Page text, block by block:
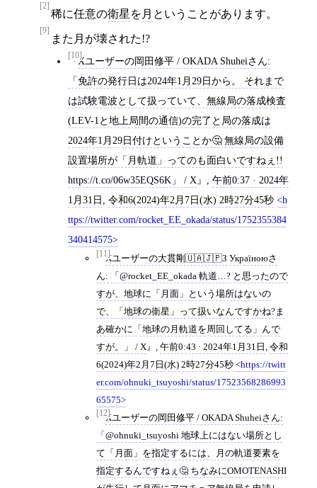
[2]
稀に任意の衛星 を月 ということがあります。
[9]
また月が壊された!?
[10]Xユーザーの岡田修平 / OKADA Shuheiさん:
「免許の発行日は2024年1月29日から。 それまで
は試験電波として扱っていて、無線局の落成検査
(LEV-1と地上局間の通信)の完了と局の落成は
2024年1月29日付けということか🤔 無線局の設備
設置場所が「月軌道」ってのも面白いですねぇ!!
https://t.co/06w35EQS6K」 / X
, 午前0:37 · 2024年
1月31日, 令和6(2024)年2月7日(水) 2時27分45秒
h
ttps://twitter.com/rocket_EE_okada/status/1752355384
340414575
[11]Xユーザーの大貫剛🇺🇦🇯🇵З Україноюさ
ん: 「@rocket_EE_okada 軌道…? と思ったので
すが、地球に「月面」という場所はないの
で、「地球の衛星」って扱いなんですかね?ま
あ確かに「地球の月軌道を周回してる」んで
すが。」 / X
, 午前0:43 · 2024年1月31日 , 令和
6(2024)年2月7日(水) 2時27分45秒
https://twitt
er.com/ohnuki_tsuyoshi/status/17523568286993
65575
[12]Xユーザーの岡田修平 / OKADA Shuheiさん:
「@ohnuki_tsuyoshi 地球上にはない場所とし
て「月面」を指定するには、月の軌道要素を
指定するんですねぇ🤔 ちなみにOMOTENASHI